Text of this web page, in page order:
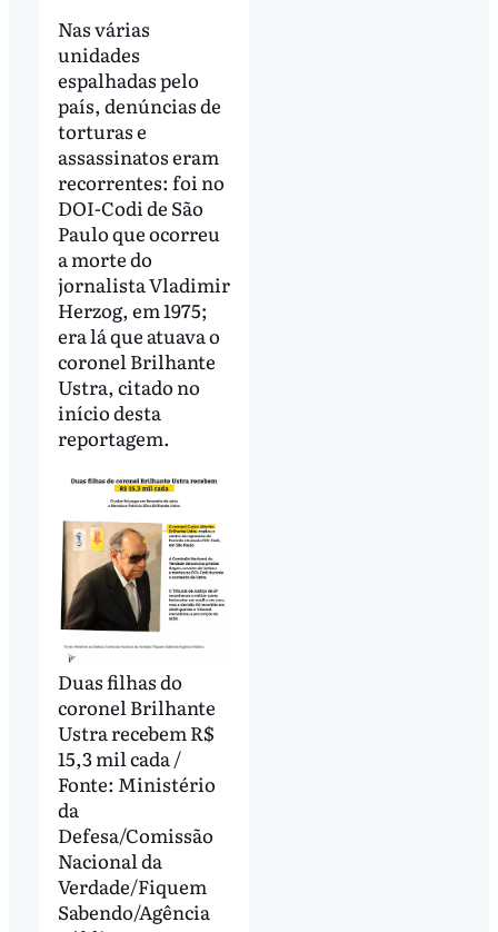
Nas várias
unidades
espalhadas pelo
país, denúncias de
torturas e
assassinatos eram
recorrentes: foi no
DOI-Codi de São
Paulo que ocorreu
a morte do
jornalista Vladimir
Herzog, em 1975;
era lá que atuava o
coronel Brilhante
Ustra, citado no
início desta
reportagem.
Duas filhas do
coronel Brilhante
Ustra recebem R$
15,3 mil cada /
Fonte: Ministério
da
Defesa/Comissão
Nacional da
Verdade/Fiquem
Sabendo/Agência